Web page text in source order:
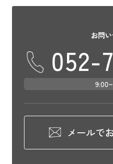
お問
052-
メールで